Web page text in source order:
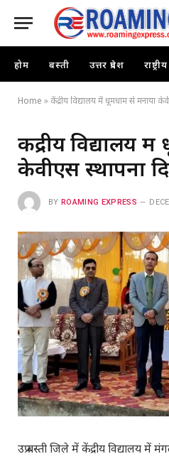
होम बस्ती उत्तर प्रदेश राष्ट्रीय
Home »केंद्रीय विद्यालय में धूमधाम से मनाया
केंद्रीय विद्यालय
केवीएस स्थापना
BY ROAMING EXPRESS
उप्र बस्ती जिले में केंद्रीय विद्यालय में